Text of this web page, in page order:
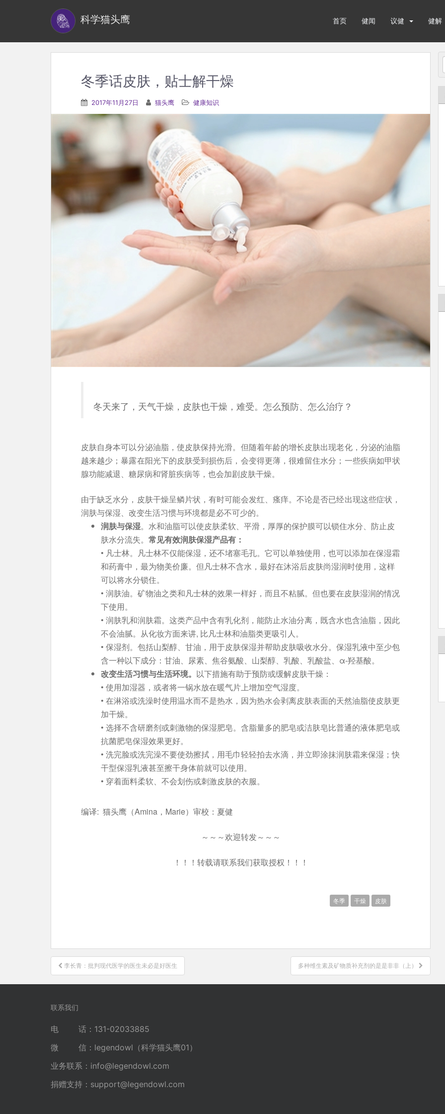
科学猫头鹰 首页 健闻 议健 健解
冬季话皮肤，贴士解干燥
2017年11月27日 猫头鹰 健康知识
冬天来了，天气干燥，皮肤也干燥，难受。怎么预防、怎么治疗？
皮肤自身本可以分泌油脂，使皮肤保持光滑。但随着年龄的增长皮肤出现老化，分泌的油脂
越来越少；暴露在阳光下的皮肤受到损伤后，会变得更薄，很难留住水分；一些疾病如甲状
腺功能减退、糖尿病和肾脏疾病等，也会加剧皮肤干燥。
由于缺乏水分，皮肤干燥呈鳞片状，有时可能会发红、瘙痒。不论是否已经出现这些症状，
润肤与保湿、改变生活习惯与环境都是必不可少的。
润肤与保湿。水和油脂可以使皮肤柔软、平滑，厚厚的保护膜可以锁住水分、防止皮
肤水分流失。 常见有效润肤保湿产品有：
• 凡士林。凡士林不仅能保湿，还不堵塞毛孔。它可以单独使用，也可以添加在保湿霜
和药膏中，最为物美价廉。但凡士林不含水，最好在沐浴后皮肤尚湿润时使用，这样
可以将水分锁住。
• 润肤油。矿物油之类和凡士林的效果一样好，而且不粘腻。但也要在皮肤湿润的情况
下使用。
• 润肤乳和润肤霜。这类产品中含有乳化剂，能防止水油分离，既含水也含油脂，因此
不会油腻。从化妆方面来讲, 比凡士林和油脂类更吸引人。
• 保湿剂。包括山梨醇、甘油，用于皮肤保湿并帮助皮肤吸收水分。保湿乳液中至少包
含一种以下成分：甘油、尿素、焦谷氨酸、山梨醇、乳酸、乳酸盐、α-羟基酸。
改变生活习惯与生活环境。 以下措施有助于预防或缓解皮肤干燥：
• 使用加湿器，或者将一锅水放在暖气片上增加空气湿度。
• 在淋浴或洗澡时使用温水而不是热水，因为热水会剥离皮肤表面的天然油脂使皮肤更
加干燥。
• 选择不含研磨剂或刺激物的保湿肥皂。含脂量多的肥皂或洁肤皂比普通的液体肥皂或
抗菌肥皂保湿效果更好。
• 洗完脸或洗完澡不要使劲擦拭，用毛巾轻轻拍去水滴，并立即涂抹润肤霜来保湿；快
干型保湿乳液甚至擦干身体前就可以使用。
• 穿着面料柔软、不会划伤或刺激皮肤的衣服。
编译: 猫头鹰（Amina，Marie）审校：夏健
～～～欢迎转发～～～
！！！转载请联系我们获取授权！！！
冬季 干燥 皮肤
文
章
导
航
李长青：批判现代医学的医生未必是好医生 多种维生素及矿物质补充剂的是是非非（上）
联系我们
电 话：131-02033885
微 信：legendowl（科学猫头鹰01）
业务联系： info@legendowl.com
捐赠支持： support@legendowl.com